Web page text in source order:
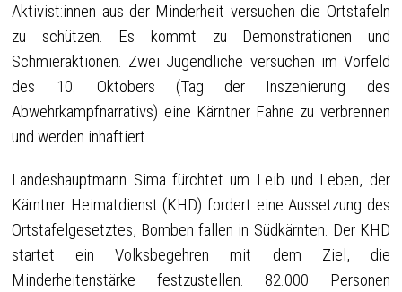
Aktivist:innen aus der Minderheit versuchen die Ortstafeln
zu schützen. Es kommt zu Demonstrationen und
Schmieraktionen. Zwei Jugendliche versuchen im Vorfeld
des 10. Oktobers (Tag der Inszenierung des
Abwehrkampfnarrativs) eine Kärntner Fahne zu verbrennen
und werden inhaftiert.
Landeshauptmann Sima fürchtet um Leib und Leben, der
Kärntner Heimatdienst (KHD) fordert eine Aussetzung des
Ortstafelgesetztes, Bomben fallen in Südkärnten. Der KHD
startet ein Volksbegehren mit dem Ziel, die
Minderheitenstärke festzustellen. 82.000 Personen